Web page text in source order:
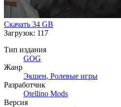
Скачать 34 GB
Загрузок: 117
Тип издания
GOG
Жанр
Экшен, Ролевые игры
Разработчик
Otellino Mods
Версия